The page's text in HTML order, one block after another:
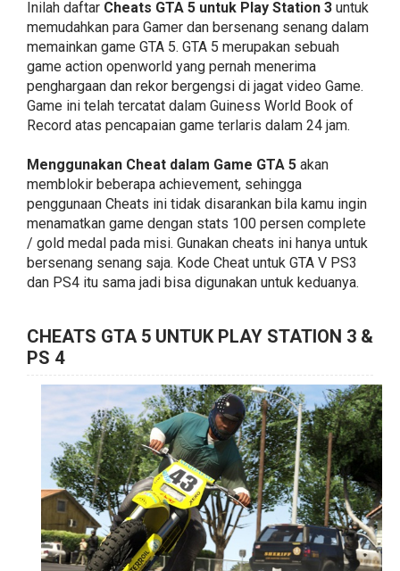
Inilah daftar Cheats GTA 5 untuk Play Station 3 untuk
memudahkan para Gamer dan bersenang senang dalam
memainkan game GTA 5. GTA 5 merupakan sebuah
game action openworld yang pernah menerima
penghargaan dan rekor bergengsi di jagat video Game.
Game ini telah tercatat dalam Guiness World Book of
Record atas pencapaian game terlaris dalam 24 jam.
Menggunakan Cheat dalam Game GTA 5 akan
memblokir beberapa achievement, sehingga
penggunaan Cheats ini tidak disarankan bila kamu ingin
menamatkan game dengan stats 100 persen complete
/ gold medal pada misi. Gunakan cheats ini hanya untuk
bersenang senang saja. Kode Cheat untuk GTA V PS3
dan PS4 itu sama jadi bisa digunakan untuk keduanya.
CHEATS GTA 5 UNTUK PLAY STATION 3 &
PS 4